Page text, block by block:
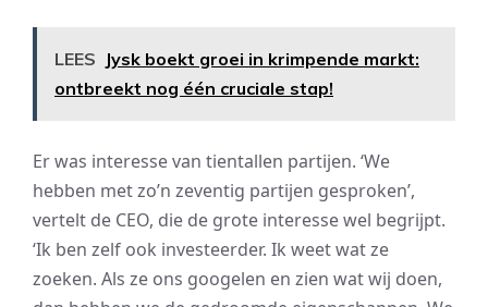
LEES Jysk boekt groei in krimpende markt:
ontbreekt nog één cruciale stap!
Er was interesse van tientallen partijen. ‘We
hebben met zo’n zeventig partijen gesproken’,
vertelt de CEO, die de grote interesse wel begrijpt.
‘Ik ben zelf ook investeerder. Ik weet wat ze
zoeken. Als ze ons googelen en zien wat wij doen,